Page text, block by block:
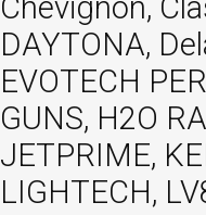
Chevignon,
DAYTONA,
EVOTECH
GUNS, H2O
JETPRIME,
LIGHTECH,